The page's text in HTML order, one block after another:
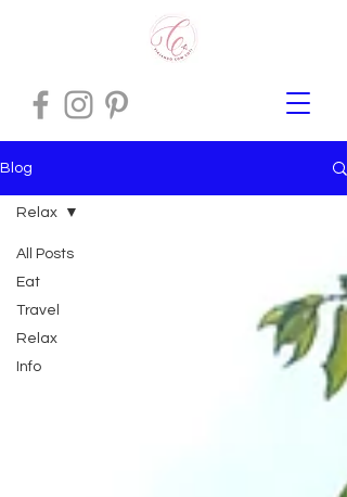
Blog
All Posts
Eat
Travel
Relax
Info
Relax